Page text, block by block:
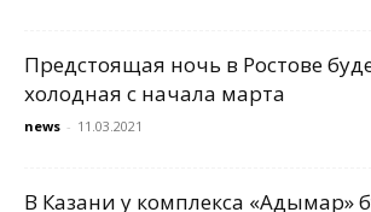
Предстоящая ночь в Ростове
холодная с начала марта
news - 11.03.2021
В Казани у комплекса «Адымар»